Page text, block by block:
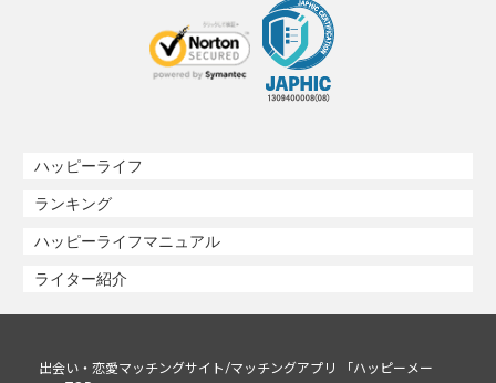
ハッピーライフ
ランキング
ハッピーライフマニュアル
ライター紹介
出会い・恋愛マッチングサイト/マッチングアプリ 「ハッピーメー